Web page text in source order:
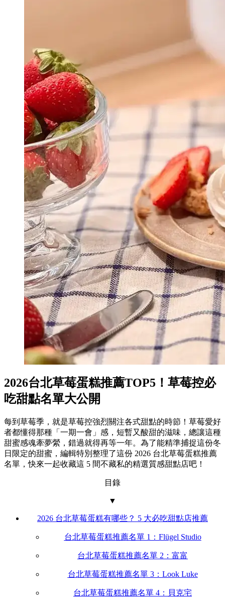
2026台北草莓蛋糕推薦TOP5！草莓控必
吃甜點名單大公開
每到草莓季，就是草莓控強烈關注各式甜點的時節！草莓愛好
者都懂得那種「一期一會」感，短暫又酸甜的滋味，總讓這種
甜蜜感魂牽夢縈，錯過就得再等一年。為了能精準捕捉這份冬
日限定的甜蜜，編輯特別整理了這份 2026 台北草莓蛋糕推薦
名單，快來一起收藏這 5 間不藏私的精選質感甜點店吧！
目錄
▼
2026 台北草莓蛋糕有哪些？ 5 大必吃甜點店推薦
台北草莓蛋糕推薦名單 1：Flügel Studio
台北草莓蛋糕推薦名單 2：富富
台北草莓蛋糕推薦名單 3：Look Luke
台北草莓蛋糕推薦名單 4：貝克宅